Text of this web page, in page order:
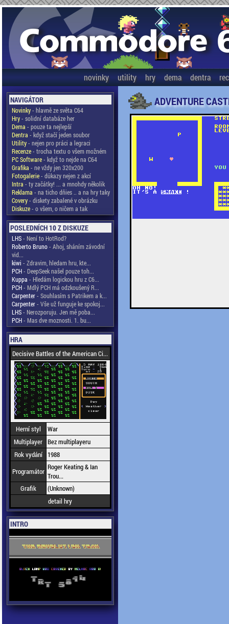
novinky utility hry dema dentra
NAVIGÁTOR
Novinky- hlavně ze světa C64
Hry- solidní databáze her
Dema - pouze ta nejlepší
Dentra - když stačí jeden soubor
Utility- nejen pro práci a legraci
Recenze- trocha textu o všem možném
PC Software- když to nejde na C64
Grafika - ne vždy jen 320x200
Fotogalerie- důkazy nejen z akcí
Intra - ty začátky! ... a mnohdy několik
Reklama - na ticho dňies .. a na hry taky
Covery- diskety zabalené v obrázku
Diskuze- o všem, o ničem a tak
POSLEDNÍCH 10 Z DISKUZE
LHS- Není to HotRod?
Roberto Bruno- Ahoj, sháním závodní
vid...
kiwi - Zdravim, hledam hru, kte...
PCH- DeepSeek našel pouze toh...
Kuppa - Hledám logickou hru z C6...
PCH- Mdlý PCH má odzkoušený R...
Carpenter- Souhlasím s Patrikem a k...
Carpenter- Vše už funguje ke spokoj...
LHS- Nerozporuju. Jen mě poba...
PCH- Mas dve moznosti. 1. bu...
HRA
Decisive Battles of the American Ci...
Herní styl
War
Multiplayer Bez multiplayeru
Rok vydání
1988
Programátor Roger Keating & Ian
Trou...
Grafik
(Unknown)
detail hry
INTRO
ADVENTURE